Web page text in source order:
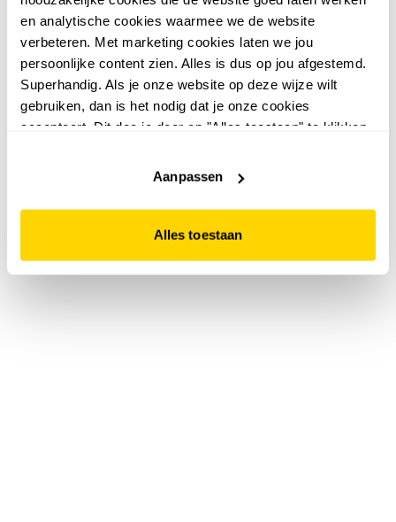
en analytische cookies waarmee we de website
verbeteren. Met marketing cookies laten we jou
persoonlijke content zien. Alles is dus op jou afgestemd.
Superhandig. Als je onze website op deze wijze wilt
gebruiken, dan is het nodig dat je onze cookies
accepteert. Dit doe je door op "Alles toestaan" te klikken.
website niet optimaal functioneert.
Aanpassen
Alles toestaan